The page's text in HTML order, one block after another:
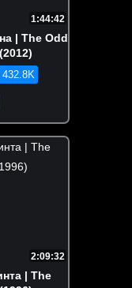
1:44:42
| The Odd
2:09:32
| The